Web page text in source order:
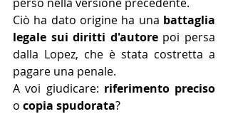
Ciò ha dato origine ha una battaglia
legale sui diritti d'autore poi persa
dalla Lopez, che è stata costretta a
pagare una penale.
A voi giudicare: riferimento preciso
o copia spudorata?